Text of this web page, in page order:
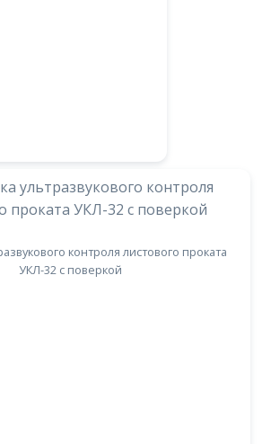
контроля листового проката
УКЛ-32 с поверкой